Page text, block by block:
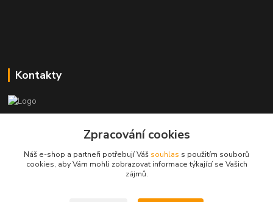
Kontakty
+420773237626
popisekhk@gmail.com
Zpracování cookies
Náš e-shop a partneři potřebují Váš souhlas s použitím souborů
cookies, aby Vám mohli zobrazovat informace týkající se Vašich
zájmů.